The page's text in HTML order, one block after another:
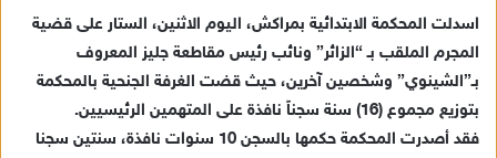
ي
د
اسدلت المحكمة الابتدائية بمراكش، اليوم الاثنين، الستار على قضية
المجرم الملقب بـ “الزائر” ونائب رئيس مقاطعة جليز المعروف
بـ”الشينوي” وشخصين آخرين، حيث قضت الغرفة الجنحية بالمحكمة
بتوزيع مجموع (16) سنة سجناً نافذة على المتهمين الرئيسيين.
فقد أصدرت المحكمة حكمها بالسجن 10 سنوات نافذة، سنتين سجنا